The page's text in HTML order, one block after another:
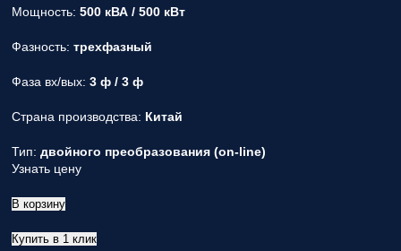
Мощность: 500 кВА / 500 кВт
Фазность: трехфазный
Фаза вх/вых: 3 ф / 3 ф
Страна производства: Китай
Тип: двойного преобразования (on-line)
Узнать цену
В корзину
Купить в 1 клик